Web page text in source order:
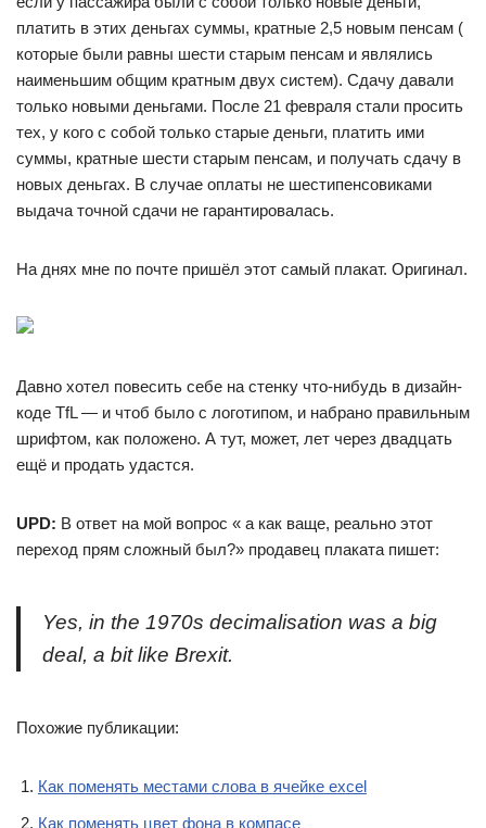
платить в этих деньгах суммы, кратные 2,5 новым пенсам (
которые были равны шести старым пенсам и являлись
наименьшим общим кратным двух систем). Сдачу давали
только новыми деньгами. После 21 февраля стали просить
тех, у кого с собой только старые деньги, платить ими
суммы, кратные шести старым пенсам, и получать сдачу в
новых деньгах. В случае оплаты не шестипенсовиками
выдача точной сдачи не гарантировалась.
На днях мне по почте пришёл этот самый плакат. Оригинал.
Давно хотел повесить себе на стенку что-нибудь в дизайн-
коде TfL — и чтоб было с логотипом, и набрано правильным
шрифтом, как положено. А тут, может, лет через двадцать
ещё и продать удастся.
UPD: В ответ на мой вопрос « а как ваще, реально этот
переход прям сложный был?» продавец плаката пишет:
Yes, in the 1970s decimalisation was a big
deal, a bit like Brexit.
Похожие публикации:
Как поменять местами слова в ячейке excel
Как поменять цвет фона в компасе